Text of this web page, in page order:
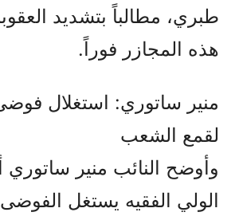
طبري، مطالباً بتشديد
هذه المجازر فوراً.
منير ساتوري: استغلال
لقمع الشعب
وأوضح النائب منير
الولي الفقيه يستغل الفوضى